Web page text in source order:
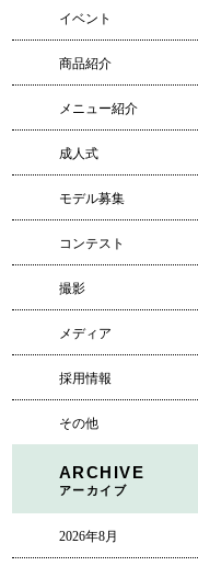
イベント
商品紹介
メニュー紹介
成人式
モデル募集
コンテスト
撮影
メディア
採用情報
その他
ARCHIVE
アーカイブ
2026年8月